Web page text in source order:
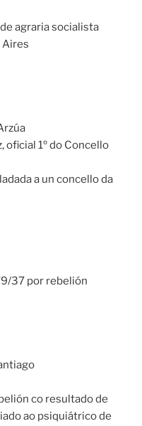
agraria socialista
Aires
oficial 1º do Concello
a un concello da
37 por rebelión
co resultado de
ao psiquiátrico de